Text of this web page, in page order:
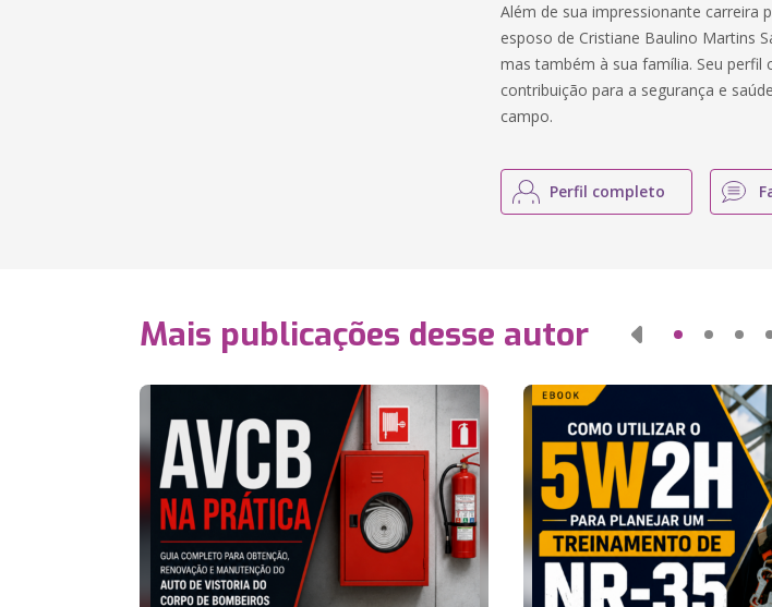
Além de sua impressionante carreira
esposo de Cristiane Baulino Martins
mas também à sua família. Seu
contribuição para a segurança e
campo.
Perfil completo
Mais publicações desse autor